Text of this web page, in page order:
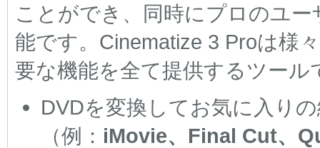
ことができ、同時にプロのユ
能です。Cinematize 3 Proは様
要な機能を全て提供するツール
DVDを変換してお気に入り
（例： iMovie、Final Cut、